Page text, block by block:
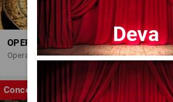
Opera Brasov
Concert
Deva